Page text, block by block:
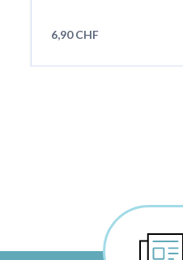
6,90 CHF